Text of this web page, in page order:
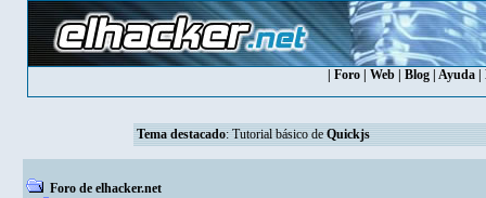
Foro| Web| Blog| Ayuda|
Tema destacado: Tutorial básico de Quickjs
Foro de elhacker.net